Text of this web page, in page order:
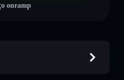
onramp